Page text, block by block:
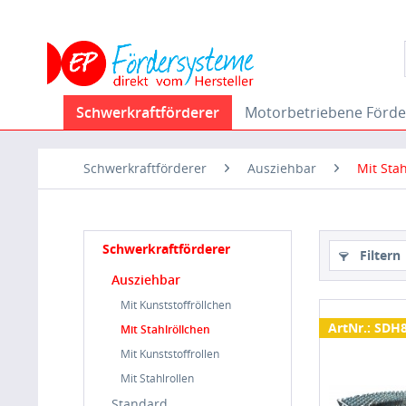
Schwerkraftförderer Motorbetriebene
Schwerkraftförderer Ausziehbar Mit
Schwerkraftförderer
Ausziehbar
Mit Kunststoffröllchen
Mit Stahlröllchen
Mit Kunststoffrollen
Mit Stahlrollen
Filtern
ArtNr.: